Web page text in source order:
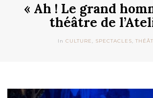
« Ah ! Le grand
théâtre de
In CULTURE, SPECTACLES,